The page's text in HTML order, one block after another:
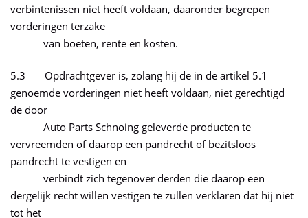
verbintenissen niet heeft voldaan, daaronder begrepen
vorderingen terzake
van boeten, rente en kosten.
5.3 Opdrachtgever is, zolang hij de in de artikel 5.1
genoemde vorderingen niet heeft voldaan, niet gerechtigd
de door
Auto Parts Schnoing geleverde producten te
vervreemden of daarop een pandrecht of bezitsloos
pandrecht te vestigen en
verbindt zich tegenover derden die daarop een
dergelijk recht willen vestigen te zullen verklaren dat hij niet
tot het